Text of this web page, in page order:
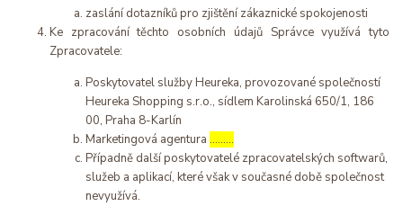
zaslání dotazníků pro zjištění zákaznické spokojenosti
Ke zpracování těchto osobních údajů Správce využívá tyto
Zpracovatele:
Poskytovatel služby Heureka, provozované společností
Heureka Shopping s.r.o., sídlem Karolinská 650/1, 186
00, Praha 8-Karlín
Marketingová agentura ………
Případně další poskytovatelé zpracovatelských softwarů,
služeb a aplikací, které však v současné době společnost
nevyužívá.